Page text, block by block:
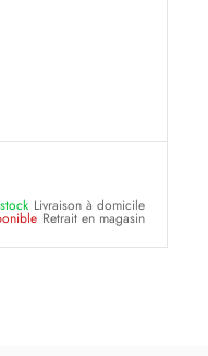
Livraison à domicile
Retrait en magasin